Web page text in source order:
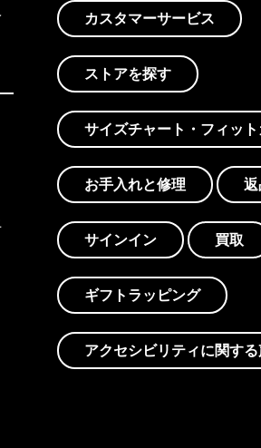
カスタマーサービス
ストアを探す
サイズチャート・フィッ
お手入れと修理
サインイン 買取
ギフトラッピング
アクセシビリティに関す